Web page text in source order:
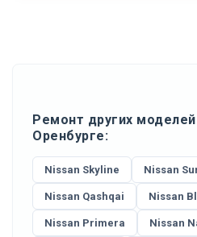
Ремонт других
Оренбурге:
Nissan Skyline Nissan
Nissan Qashqai Nissan
Nissan Primera Nissan